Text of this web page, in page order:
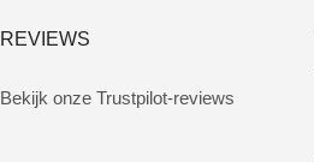
REVIEWS
Bekijk onze Trustpilot-reviews